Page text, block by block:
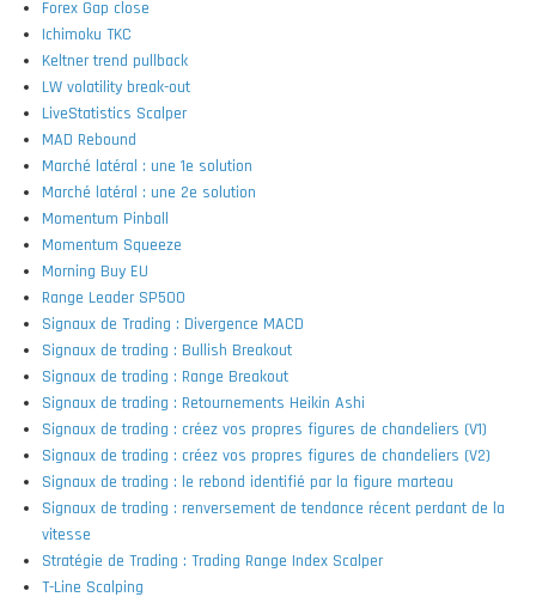
Forex Gap close
Ichimoku TKC
Keltner trend pullback
LW volatility break-out
LiveStatistics Scalper
MAD Rebound
Marché latéral : une 1e solution
Marché latéral : une 2e solution
Momentum Pinball
Momentum Squeeze
Morning Buy EU
Range Leader SP500
Signaux de Trading : Divergence MACD
Signaux de trading : Bullish Breakout
Signaux de trading : Range Breakout
Signaux de trading : Retournements Heikin Ashi
Signaux de trading : créez vos propres figures de chandeliers (V1)
Signaux de trading : créez vos propres figures de chandeliers (V2)
Signaux de trading : le rebond identifié par la figure marteau
Signaux de trading : renversement de tendance récent perdant de la
vitesse
Stratégie de Trading : Trading Range Index Scalper
T-Line Scalping